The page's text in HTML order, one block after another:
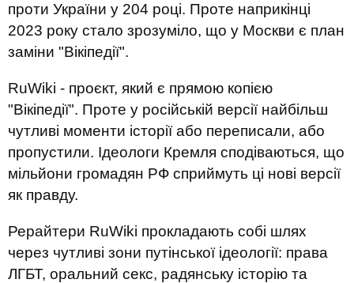
проти України у 204 році. Проте наприкінці
2023 року стало зрозуміло, що у Москви є план
заміни "Вікіпедії".
RuWiki - проєкт, який є прямою копією
"Вікіпедії". Проте у російській версії найбільш
чутливі моменти історії або переписали, або
пропустили. Ідеологи Кремля сподіваються, що
мільйони громадян РФ сприймуть ці нові версії
як правду.
Рерайтери RuWiki прокладають собі шлях
через чутливі зони путінської ідеології: права
ЛГБТ, оральний секс, радянську історію та